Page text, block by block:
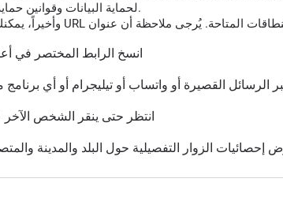
لحماية البيانات وقوانين حماية البيانات الأخرى.
انسخ الرابط المختصر في
الرسائل القصيرة أو واتساب أو تيليجرام أو أي برنامج
انتظر حتى ينقر الشخص الآخر
إحصائيات الزوار التفصيلية حول البلد والمدينة